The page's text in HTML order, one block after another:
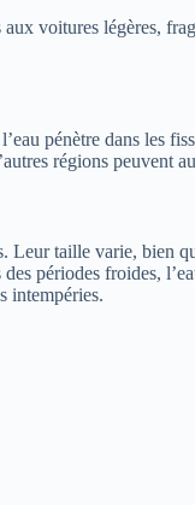
voitures légères,
pénètre dans les
régions peuvent
taille varie, bien
périodes froides,
intempéries.